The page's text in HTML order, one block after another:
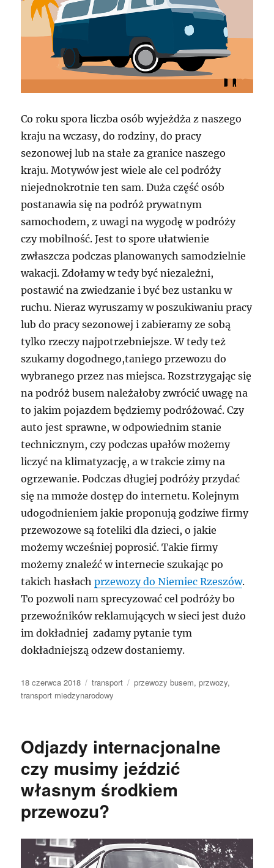
Co roku spora liczba osób wyjeżdża z naszego
kraju na wczasy, do rodziny, do pracy
sezonowej lub na stałe za granice naszego
kraju. Motywów jest wiele ale cel podróży
niejednokrotnie ten sam. Duża część osób
postanawia się na podróż prywatnym
samochodem, z uwagi na wygodę w podróży
czy mobilność. Jest to spore ułatwienie
zwłaszcza podczas planowanych samodzielnie
wakacji. Zdołamy w tedy być niezależni,
postawić na zwiedzanie i być bez ustanku w
ruchu. Nieraz wyruszamy w poszukiwaniu pracy
lub do pracy sezonowej i zabieramy ze sobą
tylko rzeczy najpotrzebniejsze. W tedy też
szukamy dogodnego,taniego przewozu do
wybranego przez nas miejsca. Rozstrzygając się
na podróż busem należałoby zwrócić uwagę na
to jakim pojazdem będziemy podróżować. Czy
auto jest sprawne, w odpowiednim stanie
technicznym, czy podczas upałów możemy
liczyć na klimatyzację, a w trakcie zimy na
ogrzewanie. Podczas długiej podróży przydać
się na mmoże dostęp do internetu. Kolejnym
udogodnieniem jakie proponują godziwe firmy
przewozowe są foteliki dla dzieci, o jakie
możemy wcześniej poprosić. Takie firmy
możemy znaleźć w internecie szukając po
takich hasłachprzewozy do Niemiec Rzeszów.
To pozwoli nam sprecyzować cel podróży bo
przewoźników reklamujących w sieci jest dużo
im dokładniej zadamy pytanie tym
dokładniejszą odzew dostaniemy.
Data
publikacji
18 czerwca 2018 Kategorie
transport Tagi
przewozy busem,przwozy,
transport miedzynarodowy
Odjazdy internacjonalne
czy musimy jeździć
własnym środkiem
przewozu?